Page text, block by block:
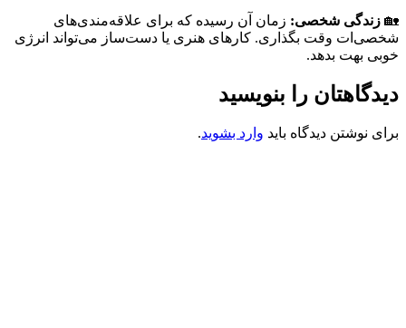
🏡 زندگی شخصی: زمان آن رسیده که برای علاقه‌مندی‌های
شخصی‌ات وقت بگذاری. کارهای هنری یا دست‌ساز می‌تواند انرژی
خوبی بهت بدهد.
دیدگاهتان را بنویسید
برای نوشتن دیدگاه باید وارد بشوید.